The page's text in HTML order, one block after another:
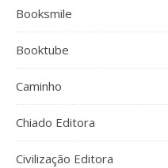
Booksmile
Booktube
Caminho
Chiado Editora
Civilização Editora